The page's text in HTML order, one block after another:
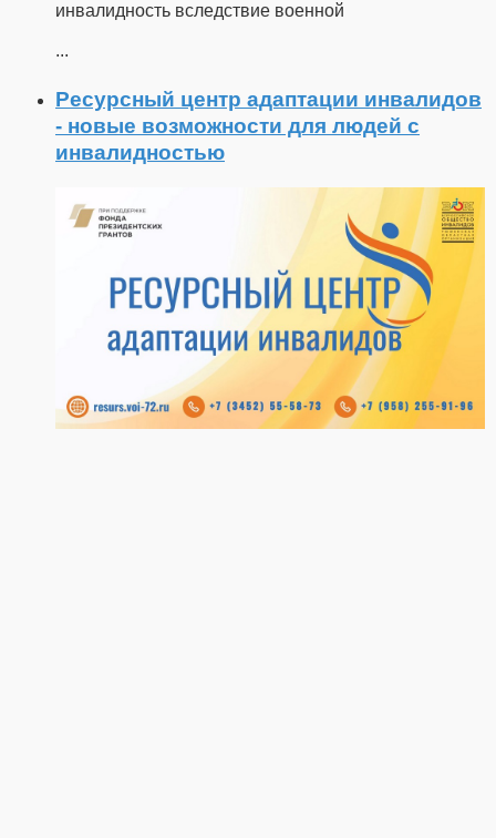
инвалидность вследствие военной
...
Ресурсный центр адаптации инвалидов
- новые возможности для людей с
инвалидностью